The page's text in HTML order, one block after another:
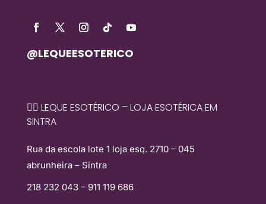
@LEQUEESOTERICO
🧙‍♀️ LEQUE ESOTÉRICO – LOJA ESOTÉRICA EM
SINTRA
Rua da escola lote 1 loja esq. 2710 – 045
abrunheira – Sintra
218 232 043 – 911 119 686